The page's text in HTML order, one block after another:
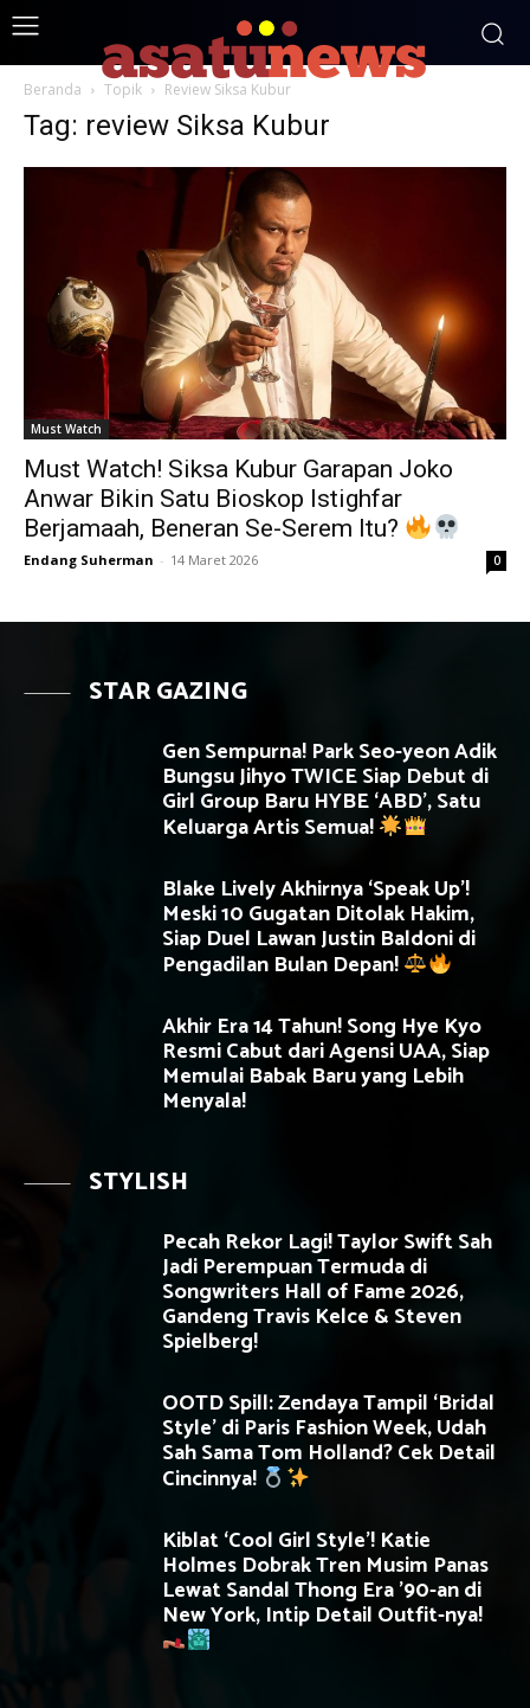
Beranda Topik Review Siksa Kubur
Tag: review Siksa Kubur
Must Watch
Must Watch! Siksa Kubur Garapan Joko
Anwar Bikin Satu Bioskop Istighfar
Berjamaah, Beneran Se-Serem Itu?
Endang Suherman - 14 Maret 2026 0
STAR GAZING
Gen Sempurna! Park Seo-yeon Adik
Bungsu Jihyo TWICE Siap Debut di
Girl Group Baru HYBE ‘ABD’, Satu
Keluarga Artis Semua!
Blake Lively Akhirnya ‘Speak Up’!
Meski 10 Gugatan Ditolak Hakim,
Siap Duel Lawan Justin Baldoni di
Pengadilan Bulan Depan!
Akhir Era 14 Tahun! Song Hye Kyo
Resmi Cabut dari Agensi UAA, Siap
Memulai Babak Baru yang Lebih
Menyala!
STYLISH
Pecah Rekor Lagi! Taylor Swift Sah
Jadi Perempuan Termuda di
Songwriters Hall of Fame 2026,
Gandeng Travis Kelce & Steven
Spielberg!
OOTD Spill: Zendaya Tampil ‘Bridal
Style’ di Paris Fashion Week, Udah
Sah Sama Tom Holland? Cek Detail
Cincinnya!
Kiblat ‘Cool Girl Style’! Katie
Holmes Dobrak Tren Musim Panas
Lewat Sandal Thong Era ’90-an di
New York, Intip Detail Outfit-nya!